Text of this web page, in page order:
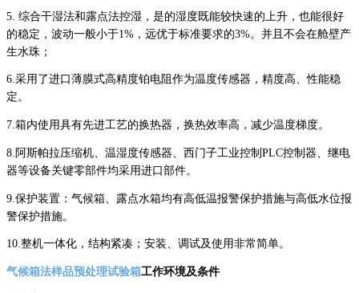
5. 综合干湿法和露点法控湿，是的湿度既能较快速的上升，也能很好
的稳定， 波动一般小于1%，远优于标准要求的3%。并且不会在舱壁产
生水珠；
6.采用了进口薄膜式高精度铂电阻作为温度传感器，精度高、性能稳
定。
7.箱内使用具有先进工艺的换热器，换热效率高，减少温度梯度。
8. 阿斯帕拉压缩机、温湿度传感器、西门子工业控制PLC控制器、继电
器等设备关键零部件均采用进口部件。
9. 保护装置：气候箱、露点水箱均有高低温报警保护措施与高低水位报
警保护措施。
10.整机一体化，结构紧凑；安装、调试及使用非常简单。
气候箱法样品预处理试验箱工作环境及条件